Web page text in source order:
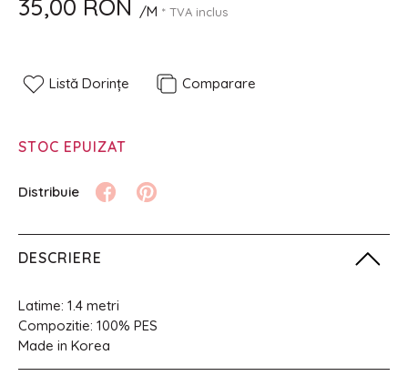
35,00 RON /M * TVA inclus
Listă Dorințe Comparare
STOC EPUIZAT
DESCRIERE
Latime: 1.4 metri
Compozitie: 100% PES
Made in Korea